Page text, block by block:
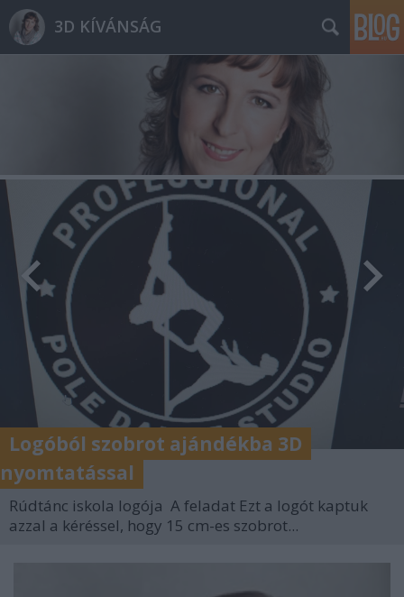
3D KÍVÁNSÁG
Logóból szobrot ajándékba 3D
nyomtatással
Rúdtánc iskola logója A feladat Ezt a logót kaptuk
azzal a kéréssel, hogy 15 cm-es szobrot...